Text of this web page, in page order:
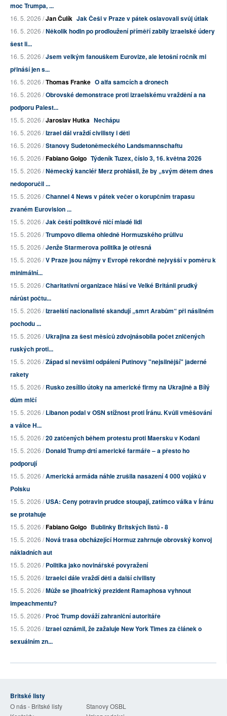
moc Trumpa, ...
16. 5. 2026 /Jan Čulík Jak Češi v Praze v pátek oslavovali svůj útlak
16. 5. 2026 /Několik hodin po prodloužení příměří zabily izraelské údery
šest li...
16. 5. 2026 /Jsem velkým fanouškem Eurovize, ale letošní ročník mi
přináší jen s...
16. 5. 2026 /Thomas Franke O alfa samcích a dronech
16. 5. 2026 /Obrovské demonstrace proti izraelskému vraždění a na
podporu Palest...
15. 5. 2026 /Jaroslav Hutka Nechápu
16. 5. 2026 /Izrael dál vraždí civilisty i děti
16. 5. 2026 /Stanovy Sudetoněmeckého Landsmannschaftu
16. 5. 2026 /Fabiano Golgo Týdeník Tuzex, číslo 3, 16. května 2026
15. 5. 2026 /Německý kancléř Merz prohlásil, že by „svým dětem dnes
nedoporučil ...
15. 5. 2026 /Channel 4 News v pátek večer o korupčním trapasu
zvaném Eurovision ...
15. 5. 2026 /Jak čeští politikové ničí mladé lidi
15. 5. 2026 /Trumpovo dilema ohledně Hormuzského průlivu
15. 5. 2026 /Jenže Starmerova politika je otřesná
15. 5. 2026 /V Praze jsou nájmy v Evropě rekordně nejvyšší v poměru k
minimální...
15. 5. 2026 /Charitativní organizace hlásí ve Velké Británii prudký
nárůst počtu...
15. 5. 2026 /Izraelští nacionalisté skandují „smrt Arabům“ při násilném
pochodu ...
15. 5. 2026 /Ukrajina za šest měsíců zdvojnásobila počet zničených
ruských proti...
15. 5. 2026 /Západ si nevšiml odpálení Putinovy "nejsilnější" jaderné
rakety
15. 5. 2026 /Rusko zesílilo útoky na americké firmy na Ukrajině a Bílý
dům mlčí
15. 5. 2026 /Libanon podal v OSN stížnost proti Íránu. Kvůli vměšování
a válce H...
15. 5. 2026 /20 zatčených během protestu proti Maersku v Kodani
15. 5. 2026 /Donald Trump drtí americké farmáře – a přesto ho
podporují
15. 5. 2026 /Americká armáda náhle zrušila nasazení 4 000 vojáků v
Polsku
15. 5. 2026 /USA: Ceny potravin prudce stoupají, zatímco válka v Íránu
se protahuje
15. 5. 2026 /Fabiano Golgo Bublinky Britských listů - 8
15. 5. 2026 /Nová trasa obcházející Hormuz zahrnuje obrovský konvoj
nákladních aut
15. 5. 2026 /Politika jako novinářské povyražení
15. 5. 2026 /Izraelci dále vraždí děti a další civilisty
15. 5. 2026 /Může se jihoafrický prezident Ramaphosa vyhnout
impeachmentu?
15. 5. 2026 /Proč Trump dováží zahraniční autoritáře
15. 5. 2026 /Izrael oznámil, že zažaluje New York Times za článek o
sexuálním zn...
Britské listy
O nás - Britské listy
Stanovy OSBL